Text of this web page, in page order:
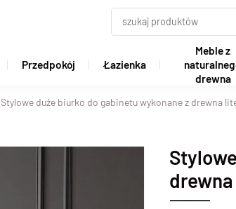
Przedpokój Łazienka
Meble z
drewna
Stylowe duże biurko do gabinetu wykonane z drewna